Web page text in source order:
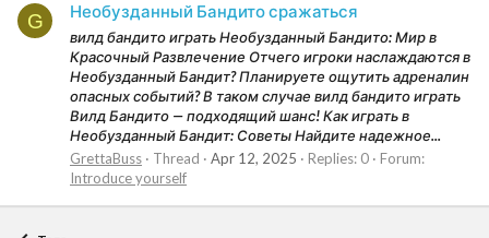
G Необузданный Бандито сражаться
вилд бандито играть Необузданный Бандито: Мир в
Красочный Развлечение Отчего игроки наслаждаются в
Необузданный Бандит? Планируете ощутить адреналин
опасных событий? В таком случае вилд бандито играть
Вилд Бандито — подходящий шанс! Как играть в
Необузданный Бандит: Советы Найдите надежное...
GrettaBuss
Thread Apr 12, 2025 Replies: 0
Forum:
Introduce yourself